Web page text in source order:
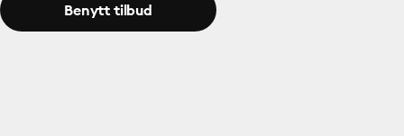
Benytt tilbud